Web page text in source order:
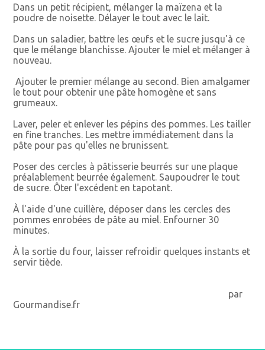
Dans un petit récipient, mélanger la maïzena et la
poudre de noisette. Délayer le tout avec le lait.
Dans un saladier, battre les œufs et le sucre jusqu'à ce
que le mélange blanchisse. Ajouter le miel et mélanger à
nouveau.
Ajouter le premier mélange au second. Bien amalgamer
le tout pour obtenir une pâte homogène et sans
grumeaux.
Laver, peler et enlever les pépins des pommes. Les tailler
en fine tranches. Les mettre immédiatement dans la
pâte pour pas qu'elles ne brunissent.
Poser des cercles à pâtisserie beurrés sur une plaque
préalablement beurrée également. Saupoudrer le tout
de sucre. Ôter l'excédent en tapotant.
À l'aide d'une cuillère, déposer dans les cercles des
pommes enrobées de pâte au miel. Enfourner 30
minutes.
À la sortie du four, laisser refroidir quelques instants et
servir tiède.
par
Gourmandise.fr